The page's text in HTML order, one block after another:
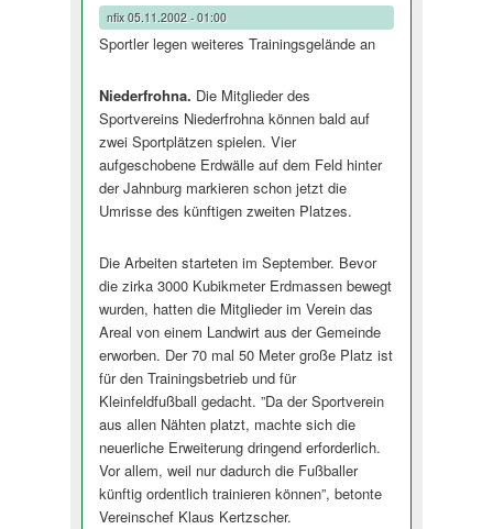
nfix05.11.2002 - 01:00
Sportler legen weiteres Trainingsgelände an
Niederfrohna. Die Mitglieder des
Sportvereins Niederfrohna können bald auf
zwei Sportplätzen spielen. Vier
aufgeschobene Erdwälle auf dem Feld hinter
der Jahnburg markieren schon jetzt die
Umrisse des künftigen zweiten Platzes.
Die Arbeiten starteten im September. Bevor
die zirka 3000 Kubikmeter Erdmassen bewegt
wurden, hatten die Mitglieder im Verein das
Areal von einem Landwirt aus der Gemeinde
erworben. Der 70 mal 50 Meter große Platz ist
für den Trainingsbetrieb und für
Kleinfeldfußball gedacht. ”Da der Sportverein
aus allen Nähten platzt, machte sich die
neuerliche Erweiterung dringend erforderlich.
Vor allem, weil nur dadurch die Fußballer
künftig ordentlich trainieren können”, betonte
Vereinschef Klaus Kertzscher.